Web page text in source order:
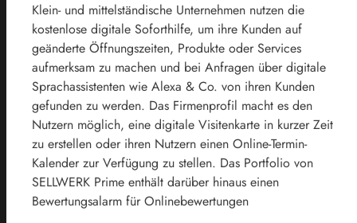
Klein- und mittelständische Unternehmen nutzen die
kostenlose digitale Soforthilfe, um ihre Kunden auf
geänderte Öffnungszeiten, Produkte oder Services
aufmerksam zu machen und bei Anfragen über digitale
Sprachassistenten wie Alexa & Co. von ihren Kunden
gefunden zu werden. Das Firmenprofil macht es den
Nutzern möglich, eine digitale Visitenkarte in kurzer Zeit
zu erstellen oder ihren Nutzern einen Online-Termin-
Kalender zur Verfügung zu stellen. Das Portfolio von
SELLWERK Prime enthält darüber hinaus einen
Bewertungsalarm für Onlinebewertungen